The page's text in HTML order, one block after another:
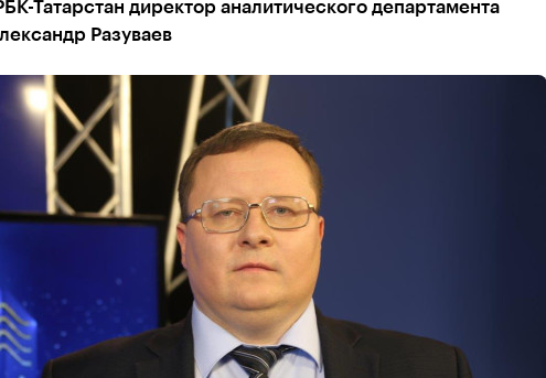
Татарстан директор аналитического департамента
Разуваев